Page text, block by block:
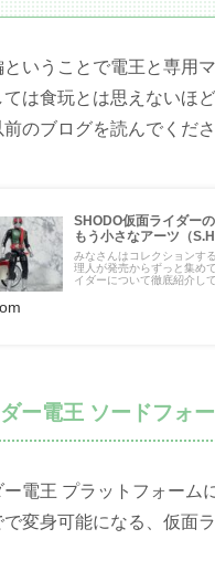
いうことで電王と専用
は食玩とは思えないほ
のブログを読んでくださ
SHODO仮面ライダー
もう小さなアーツ（
みなさんはコレクションす
理人が発売からずっと集め
イダーについて徹底紹介し
るSHODOシリーズをぜひ
ー電王 ソードフォ
電王 プラットフォーム
変身可能になる、仮面